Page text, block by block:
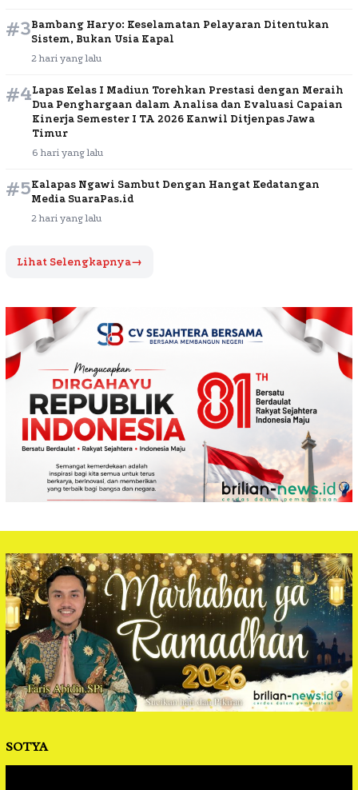
#3Bambang Haryo: Keselamatan Pelayaran Ditentukan
Sistem, Bukan Usia Kapal
2 hari yang lalu
#4Lapas Kelas I Madiun Torehkan Prestasi dengan Meraih
Dua Penghargaan dalam Analisa dan Evaluasi Capaian
Kinerja Semester I TA 2026 Kanwil Ditjenpas Jawa
Timur
6 hari yang lalu
#5Kalapas Ngawi Sambut Dengan Hangat Kedatangan
Media SuaraPas.id
2 hari yang lalu
Lihat Selengkapnya→
SOTYA